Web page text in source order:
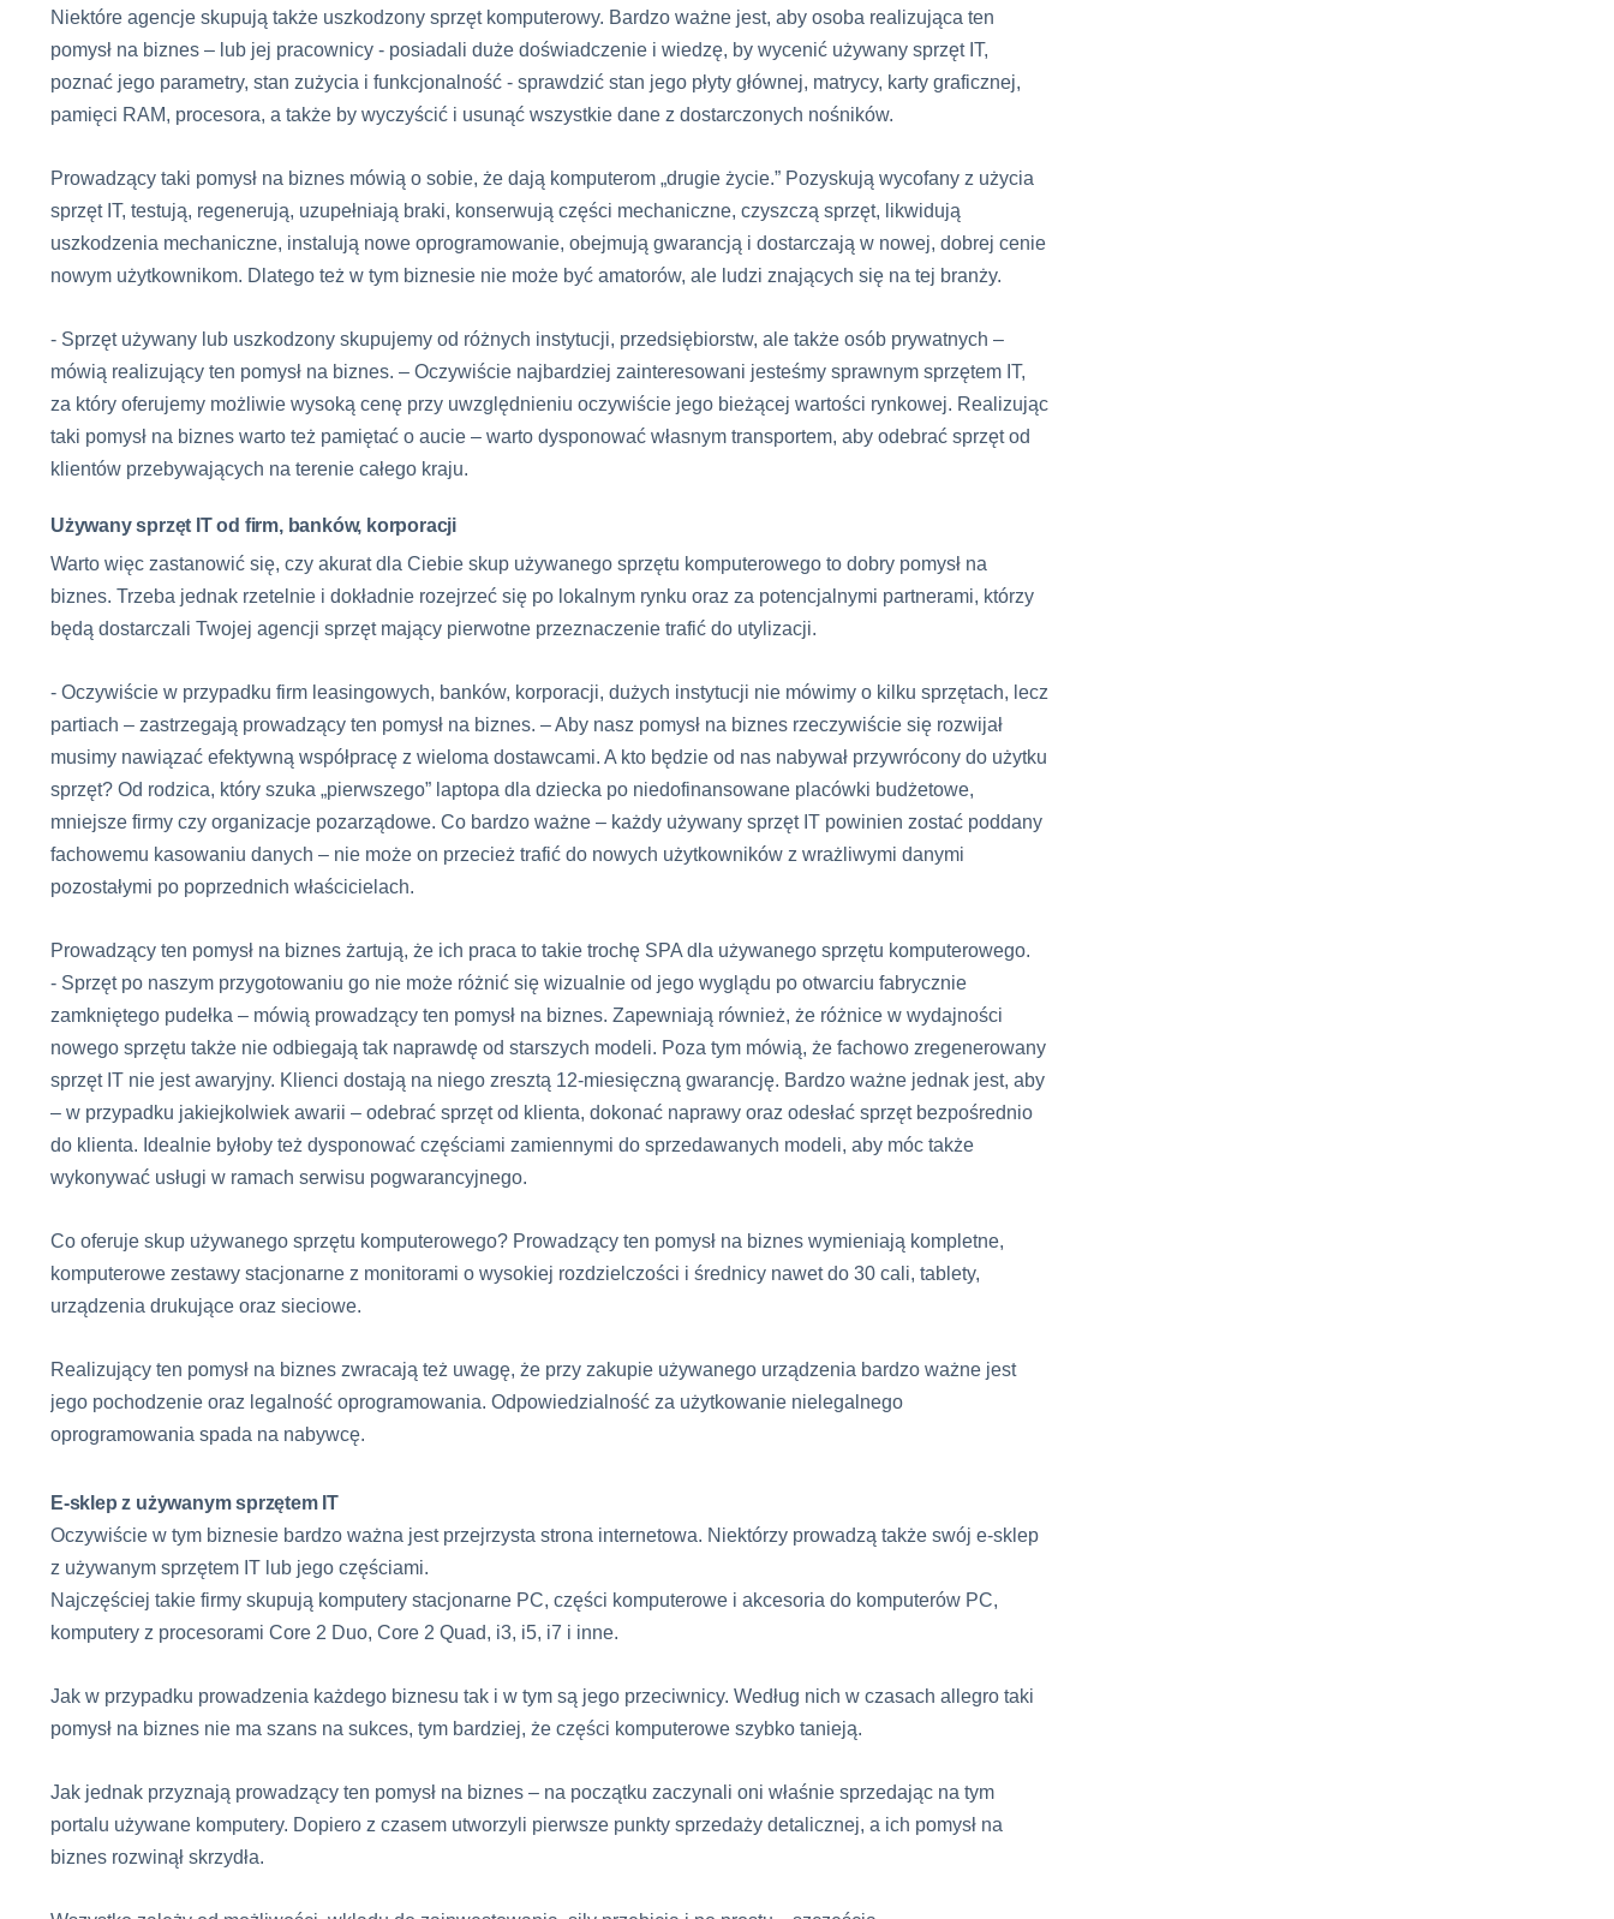
Niektóre agencje skupują także uszkodzony sprzęt komputerowy. Bardzo ważne jest, aby osoba realizująca ten
pomysł na biznes – lub jej pracownicy - posiadali duże doświadczenie i wiedzę, by wycenić używany sprzęt IT,
poznać jego parametry, stan zużycia i funkcjonalność - sprawdzić stan jego płyty głównej, matrycy, karty graficznej,
pamięci RAM, procesora, a także by wyczyścić i usunąć wszystkie dane z dostarczonych nośników.
Prowadzący taki pomysł na biznes mówią o sobie, że dają komputerom „drugie życie.” Pozyskują wycofany z użycia
sprzęt IT, testują, regenerują, uzupełniają braki, konserwują części mechaniczne, czyszczą sprzęt, likwidują
uszkodzenia mechaniczne, instalują nowe oprogramowanie, obejmują gwarancją i dostarczają w nowej, dobrej cenie
nowym użytkownikom. Dlatego też w tym biznesie nie może być amatorów, ale ludzi znających się na tej branży.
- Sprzęt używany lub uszkodzony skupujemy od różnych instytucji, przedsiębiorstw, ale także osób prywatnych –
mówią realizujący ten pomysł na biznes. – Oczywiście najbardziej zainteresowani jesteśmy sprawnym sprzętem IT,
za który oferujemy możliwie wysoką cenę przy uwzględnieniu oczywiście jego bieżącej wartości rynkowej. Realizując
taki pomysł na biznes warto też pamiętać o aucie – warto dysponować własnym transportem, aby odebrać sprzęt od
klientów przebywających na terenie całego kraju.
Używany sprzęt IT od firm, banków, korporacji
Warto więc zastanowić się, czy akurat dla Ciebie skup używanego sprzętu komputerowego to dobry pomysł na
biznes. Trzeba jednak rzetelnie i dokładnie rozejrzeć się po lokalnym rynku oraz za potencjalnymi partnerami, którzy
będą dostarczali Twojej agencji sprzęt mający pierwotne przeznaczenie trafić do utylizacji.
- Oczywiście w przypadku firm leasingowych, banków, korporacji, dużych instytucji nie mówimy o kilku sprzętach, lecz
partiach – zastrzegają prowadzący ten pomysł na biznes. – Aby nasz pomysł na biznes rzeczywiście się rozwijał
musimy nawiązać efektywną współpracę z wieloma dostawcami. A kto będzie od nas nabywał przywrócony do użytku
sprzęt? Od rodzica, który szuka „pierwszego” laptopa dla dziecka po niedofinansowane placówki budżetowe,
mniejsze firmy czy organizacje pozarządowe. Co bardzo ważne – każdy używany sprzęt IT powinien zostać poddany
fachowemu kasowaniu danych – nie może on przecież trafić do nowych użytkowników z wrażliwymi danymi
pozostałymi po poprzednich właścicielach.
Prowadzący ten pomysł na biznes żartują, że ich praca to takie trochę SPA dla używanego sprzętu komputerowego.
- Sprzęt po naszym przygotowaniu go nie może różnić się wizualnie od jego wyglądu po otwarciu fabrycznie
zamkniętego pudełka – mówią prowadzący ten pomysł na biznes. Zapewniają również, że różnice w wydajności
nowego sprzętu także nie odbiegają tak naprawdę od starszych modeli. Poza tym mówią, że fachowo zregenerowany
sprzęt IT nie jest awaryjny. Klienci dostają na niego zresztą 12-miesięczną gwarancję. Bardzo ważne jednak jest, aby
– w przypadku jakiejkolwiek awarii – odebrać sprzęt od klienta, dokonać naprawy oraz odesłać sprzęt bezpośrednio
do klienta. Idealnie byłoby też dysponować częściami zamiennymi do sprzedawanych modeli, aby móc także
wykonywać usługi w ramach serwisu pogwarancyjnego.
Co oferuje skup używanego sprzętu komputerowego? Prowadzący ten pomysł na biznes wymieniają kompletne,
komputerowe zestawy stacjonarne z monitorami o wysokiej rozdzielczości i średnicy nawet do 30 cali, tablety,
urządzenia drukujące oraz sieciowe.
Realizujący ten pomysł na biznes zwracają też uwagę, że przy zakupie używanego urządzenia bardzo ważne jest
jego pochodzenie oraz legalność oprogramowania. Odpowiedzialność za użytkowanie nielegalnego
oprogramowania spada na nabywcę.
E-sklep z używanym sprzętem IT
Oczywiście w tym biznesie bardzo ważna jest przejrzysta strona internetowa. Niektórzy prowadzą także swój e-sklep
z używanym sprzętem IT lub jego częściami.
Najczęściej takie firmy skupują komputery stacjonarne PC, części komputerowe i akcesoria do komputerów PC,
komputery z procesorami Core 2 Duo, Core 2 Quad, i3, i5, i7 i inne.
Jak w przypadku prowadzenia każdego biznesu tak i w tym są jego przeciwnicy. Według nich w czasach allegro taki
pomysł na biznes nie ma szans na sukces, tym bardziej, że części komputerowe szybko tanieją.
Jak jednak przyznają prowadzący ten pomysł na biznes – na początku zaczynali oni właśnie sprzedając na tym
portalu używane komputery. Dopiero z czasem utworzyli pierwsze punkty sprzedaży detalicznej, a ich pomysł na
biznes rozwinął skrzydła.